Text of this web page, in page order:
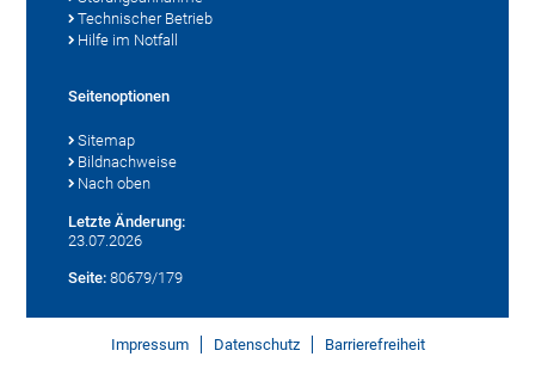
Technischer Betrieb
Hilfe im Notfall
Seitenoptionen
Sitemap
Bildnachweise
Nach oben
Letzte Änderung:
23.07.2026
Seite: 80679/179
Impressum Datenschutz Barrierefreiheit